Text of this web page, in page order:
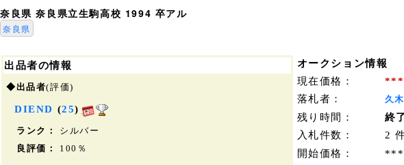
奈良県 奈良県立生駒高校 1994 卒アル
奈良県
オークション情報
現在価格：
落札者：
久
残り時間：
終
入札件数：
2
開始価格：
出品者の情報
◆出品者(評価)
DIEND (25)
ランク：
シルバー
良評価：
100％